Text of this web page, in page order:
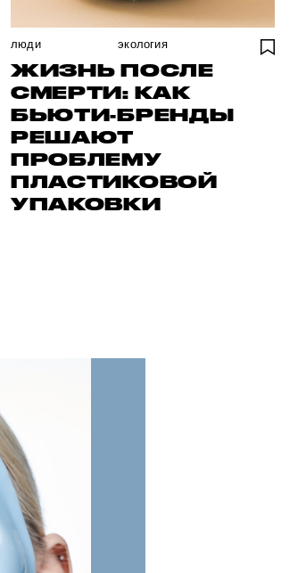
люди экология
ЖИЗНЬ ПОСЛЕ
СМЕРТИ: КАК
БЬЮТИ-БРЕНДЫ
РЕШАЮТ
ПРОБЛЕМУ
ПЛАСТИКОВОЙ
УПАКОВКИ